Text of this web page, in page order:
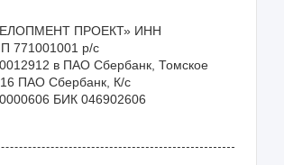
ПРОЕКТ» ИНН
771001001 р/с
в ПАО Сбербанк, Томское
ПАО Сбербанк, К/с
БИК 046902606